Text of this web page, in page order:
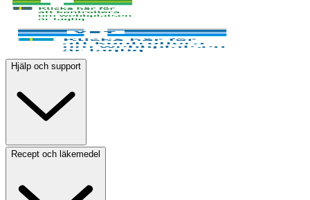
Hjälp och support
Recept och läkemedel